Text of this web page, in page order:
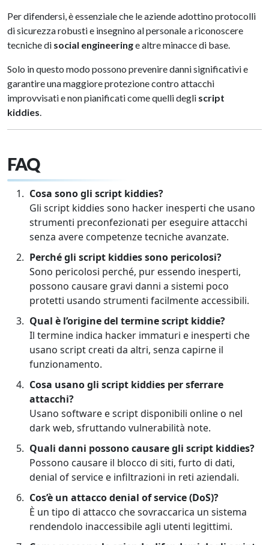
Per difendersi, è essenziale che le aziende adottino protocolli
di sicurezza robusti e insegnino al personale a riconoscere
tecniche di social engineeringe altre minacce di base.
Solo in questo modo possono prevenire danni significativi e
garantire una maggiore protezione contro attacchi
improvvisati e non pianificati come quelli degli script
kiddies
FAQ
Cosa sono gli script kiddies?
Gli script kiddies sono hacker inesperti che usano
strumenti preconfezionati per eseguire attacchi
senza avere competenze tecniche avanzate.
Perché gli script kiddies sono pericolosi?
Sono pericolosi perché, pur essendo inesperti,
possono causare gravi danni a sistemi poco
protetti usando strumenti facilmente accessibili.
Qual è l’origine del termine script kiddie?
Il termine indica hacker immaturi e inesperti che
usano script creati da altri, senza capirne il
funzionamento.
Cosa usano gli script kiddies per sferrare
attacchi?
Usano software e script disponibili online o nel
dark web, sfruttando vulnerabilità note.
Quali danni possono causare gli script kiddies?
Possono causare il blocco di siti, furto di dati,
denial of service e infiltrazioni in reti aziendali.
Cos’è un attacco denial of service (DoS)?
È un tipo di attacco che sovraccarica un sistema
rendendolo inaccessibile agli utenti legittimi.